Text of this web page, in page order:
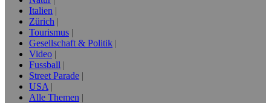
Italien
Zürich
Tourismus
Gesellschaft & Politik
Video
Fussball
Street Parade
USA
Alle Themen